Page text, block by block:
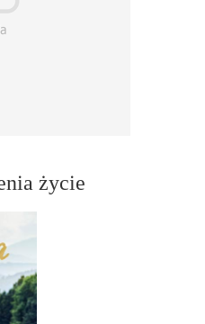
życie